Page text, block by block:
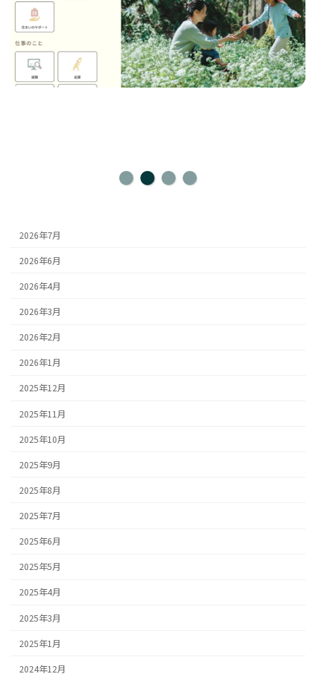
2026年7月
2026年6月
2026年4月
2026年3月
2026年2月
2026年1月
2025年12月
2025年11月
2025年10月
2025年9月
2025年8月
2025年7月
2025年6月
2025年5月
2025年4月
2025年3月
2025年1月
2024年12月